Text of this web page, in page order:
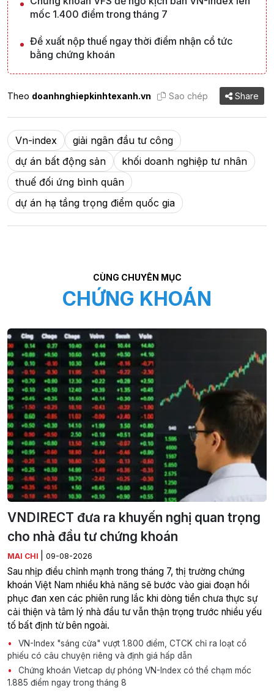
mốc 1.400 điểm trong tháng 7
Đề xuất nộp thuế ngay thời điểm nhận cổ tức
bằng chứng khoán
Theo doanhnghiepkinhtexanh.vn Sao chép Share
Vn-index
giải ngân đầu tư công
dự án bất động sản
khối doanh nghiệp tư nhân
thuế đối ứng bình quân
dự án hạ tầng trọng điểm quốc gia
CÙNG CHUYÊN MỤC
CHỨNG KHOÁN
VNDIRECT đưa ra khuyến nghị quan trọng
cho nhà đầu tư chứng khoán
MAI CHI 09-08-2026
Sau nhịp điều chỉnh mạnh trong tháng 7, thị trường chứng
khoán Việt Nam nhiều khả năng sẽ bước vào giai đoạn hồi
phục đan xen các phiên rung lắc khi dòng tiền chưa thực sự
cải thiện và tâm lý nhà đầu tư vẫn thận trọng trước nhiều yếu
tố bất định từ bên ngoài.
VN-Index "sáng cửa" vượt 1.800 điểm, CTCK chỉ ra loạt cổ
phiếu có câu chuyện riêng và định giá hấp dẫn
Chứng khoán Vietcap dự phóng VN-Index có thể chạm mốc
1.885 điểm ngay trong tháng 8